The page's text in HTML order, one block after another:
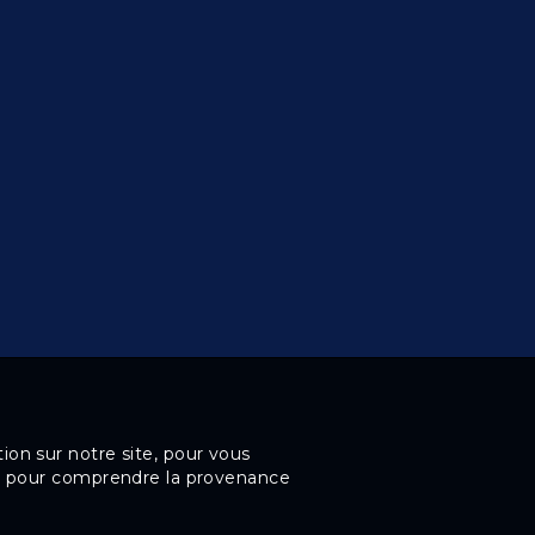
sur notre site, pour vous
comprendre la provenance